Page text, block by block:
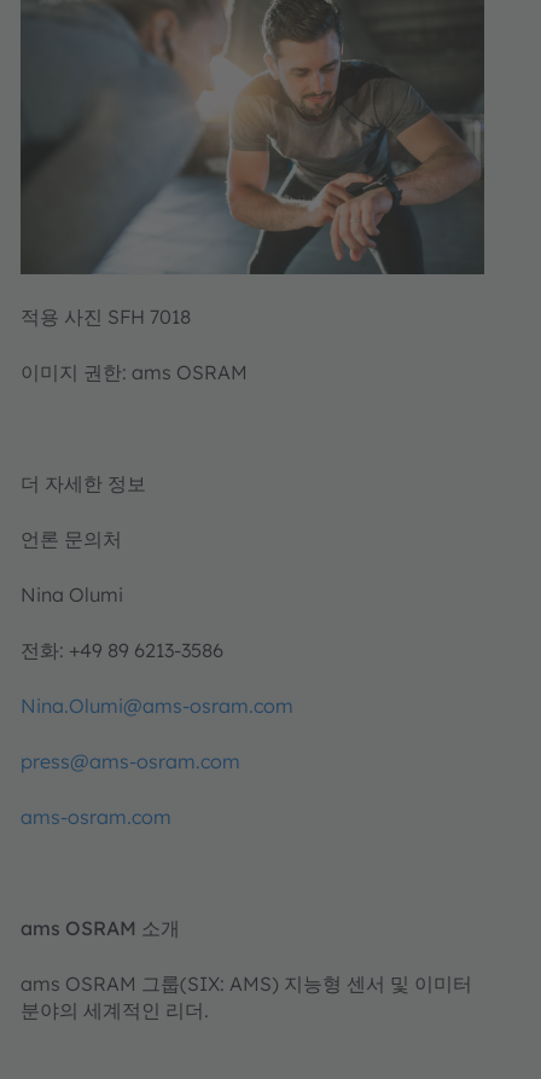
적용 사진 SFH 7018
이미지 권한: ams OSRAM
더 자세한 정보
언론 문의처
Nina Olumi
전화: +49 89 6213-3586
Nina.Olumi@ams-osram.com
press@ams-osram.com
ams-osram.com
ams OSRAM 소개
ams OSRAM 그룹(SIX: AMS) 지능형 센서 및 이미터
분야의 세계적인 리더.